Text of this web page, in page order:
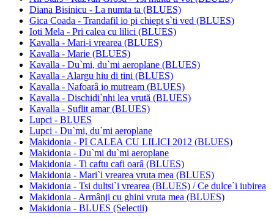
Diana Bisinicu - La numta ta (BLUES)
Gica Coada - Trandafil io pi chiept s`ti ved (BLUES)
Ioti Mela - Pri calea cu lilici (BLUES)
Kavalla - Mari-i vrearea (BLUES)
Kavalla - Marie (BLUES)
Kavalla - Du`mi, du`mi aeroplane (BLUES)
Kavalla - Alargu hiu di tini (BLUES)
Kavalla - Nafoarâ io mutream (BLUES)
Kavalla - Dischidi`nhi lea vrută (BLUES)
Kavalla - Suflit amar (BLUES)
Lupci - BLUES
Lupci - Du`mi, du`mi aeroplane
Makidonia - PI CALEA CU LILICI 2012 (BLUES)
Makidonia - Du`mi du`mi aeroplane
Makidonia - Ti caftu cafi oarâ (BLUES)
Makidonia - Mari`i vrearea vruta mea (BLUES)
Makidonia - Tsi dultsi`i vrearea (BLUES) / Ce dulce`i iubirea
Makidonia - Armânji cu ghini vruta mea (BLUES)
Makidonia - BLUES (Selectii)